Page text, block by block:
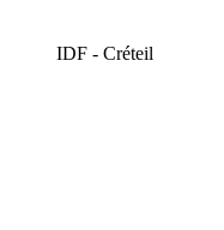
IDF - Créteil